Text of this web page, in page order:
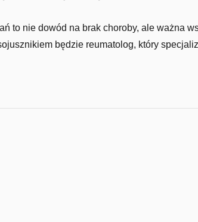
to nie dowód na brak choroby, ale ważna
będzie reumatolog, który